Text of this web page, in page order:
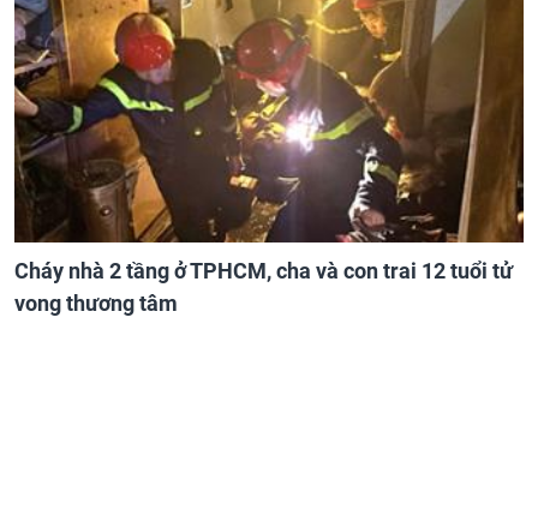
Cháy nhà 2 tầng ở TPHCM, cha và con trai 12 tuổi tử
vong thương tâm